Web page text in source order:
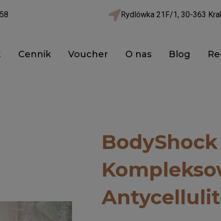
Rydlówka 21F/1, 30-363
Cennik Voucher O nas Blog